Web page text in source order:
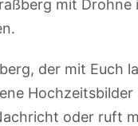
mit
der mit Euch
oder ruft